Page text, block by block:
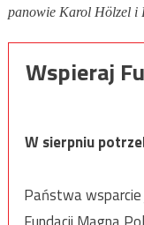
panowie Karol Hölzel i
Wspieraj
W sierpniu
Państwa